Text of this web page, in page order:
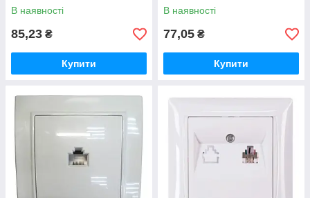
В наявності
85,23 ₴
Купити
В наявності
77,05 ₴
Купити